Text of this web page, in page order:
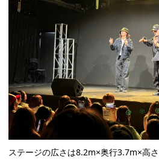
ステージの広さは8.2m×奥行3.7m×高